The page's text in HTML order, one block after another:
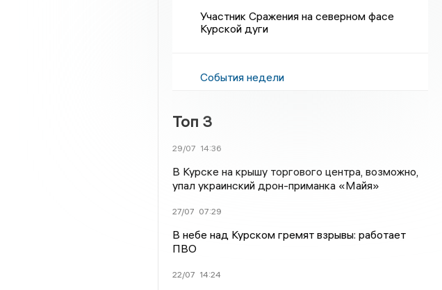
Участник Сражения на северном фасе
Курской дуги
События недели
Топ 3
29/07 14:36
В Курске на крышу торгового центра, возможно,
упал украинский дрон-приманка «Майя»
27/07 07:29
В небе над Курском гремят взрывы: работает
ПВО
22/07 14:24